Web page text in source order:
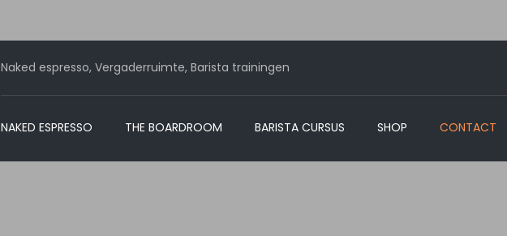
Naked espresso, Vergaderruimte, Barista trainingen
NAKED ESPRESSO THE BOARDROOM BARISTA CURSUS SHOP CONTACT